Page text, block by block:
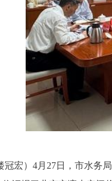
冠宏）4月27日，市水务